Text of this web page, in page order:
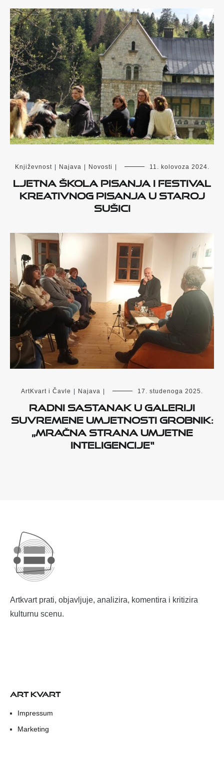
Književnost | Najava | Novosti | 11. kolovoza 2024.
Ljetna škola pisanja i Festival
kreativnog pisanja u Staroj
Sušici
ArtKvart i Čavle Najava 17. studenoga 2025.
RADNI SASTANAK U GALERIJI
SUVREMENE UMJETNOSTI GROBNIK:
„MRAČNA STRANA UMJETNE
INTELIGENCIJE“
Artkvart prati, objavljuje, analizira, komentira i kritizira
kulturnu scenu.
ART KVART
Impressum
Marketing